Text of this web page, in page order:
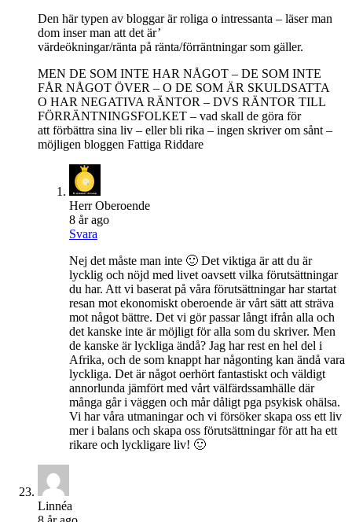
Den här typen av bloggar är roliga o intressanta – läser man
dom inser man att det är’
värdeökningar/ränta på ränta/förräntningar som gäller.
MEN DE SOM INTE HAR NÅGOT – DE SOM INTE
FÅR NÅGOT ÖVER – O DE SOM ÄR SKULDSATTA
O HAR NEGATIVA RÄNTOR – DVS RÄNTOR TILL
FÖRRÄNTNINGSFOLKET – vad skall de göra för
att förbättra sina liv – eller bli rika – ingen skriver om sånt –
möjligen bloggen Fattiga Riddare
Herr Oberoende
8 år ago
Svara
Nej det måste man inte 🙂 Det viktiga är att du är
lycklig och nöjd med livet oavsett vilka förutsättningar
du har. Att vi baserat på våra förutsättningar har startat
resan mot ekonomiskt oberoende är vårt sätt att sträva
mot något bättre. Det vi gör passar långt ifrån alla och
det kanske inte är möjligt för alla som du skriver. Men
de kanske är lyckliga ändå? Jag har rest en hel del i
Afrika, och de som knappt har någonting kan ändå vara
lyckliga. Det är något oerhört fantastiskt och väldigt
annorlunda jämfört med vårt välfärdssamhälle där
många går i väggen och mår dåligt pga psykisk ohälsa.
Vi har våra utmaningar och vi försöker skapa oss ett liv
mer i balans och skapa oss förutsättningar för att ha ett
rikare och lyckligare liv! 🙂
Linnéa